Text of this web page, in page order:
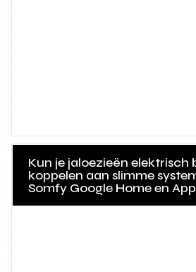
Kun je jaloezieën elektrisch
koppelen aan slimme
Somfy Google Home en